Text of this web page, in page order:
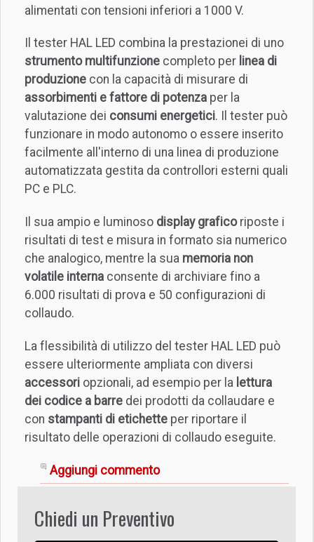
alimentati con tensioni inferiori a 1000 V.
Il tester HAL LED combina la prestazionei di uno
strumento multifunzione completo per linea di
produzione con la capacità di misurare di
assorbimenti e fattore di potenza per la
valutazione dei consumi energetici. Il tester può
funzionare in modo autonomo o essere inserito
facilmente all'interno di una linea di produzione
automatizzata gestita da controllori esterni quali
PC e PLC.
Il sua ampio e luminoso display graficoriposte i
risultati di test e misura in formato sia numerico
che analogico, mentre la sua memoria non
volatile interna consente di archiviare fino a
6.000 risultati di prova e 50 configurazioni di
collaudo.
La flessibilità di utilizzo del tester HAL LED può
essere ulteriormente ampliata con diversi
accessori opzionali, ad esempio per la lettura
dei codice a barre dei prodotti da collaudare e
con stampanti di etichette per riportare il
risultato delle operazioni di collaudo eseguite.
Aggiungi commento
Chiedi un Preventivo